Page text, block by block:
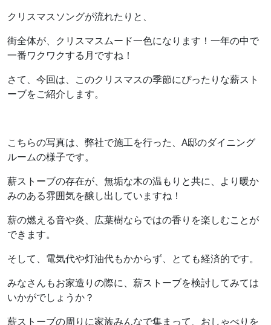
クリスマスソングが流れたりと、
街全体が、クリスマスムード一色になります！一年の中で
一番ワクワクする月ですね！
さて、今回は、このクリスマスの季節にぴったりな薪スト
ーブをご紹介します。
こちらの写真は、弊社で施工を行った、A邸のダイニング
ルームの様子です。
薪ストーブの存在が、無垢な木の温もりと共に、より暖か
みのある雰囲気を醸し出していますね！
薪の燃える音や炎、広葉樹ならではの香りを楽しむことが
できます。
そして、電気代や灯油代もかからず、とても経済的です。
みなさんもお家造りの際に、薪ストーブを検討してみては
いかがでしょうか？
薪ストーブの周りに家族みんなで集まって、おしゃべりを